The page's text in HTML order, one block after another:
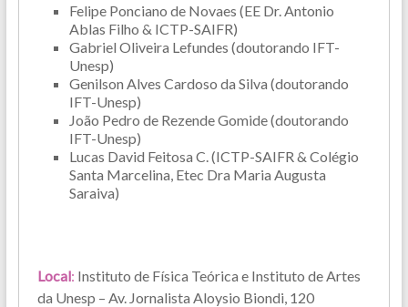
Felipe Ponciano de Novaes (EE Dr. Antonio
Ablas Filho & ICTP-SAIFR)
Gabriel Oliveira Lefundes (doutorando IFT-
Unesp)
Genilson Alves Cardoso da Silva (doutorando
IFT-Unesp)
João Pedro de Rezende Gomide (doutorando
IFT-Unesp)
Lucas David Feitosa C. (ICTP-SAIFR & Colégio
Santa Marcelina, Etec Dra Maria Augusta
Saraiva)
Local: Instituto de Física Teórica e Instituto de Artes
da Unesp – Av. Jornalista Aloysio Biondi, 120